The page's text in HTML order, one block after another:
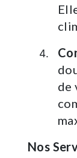
de
Nos